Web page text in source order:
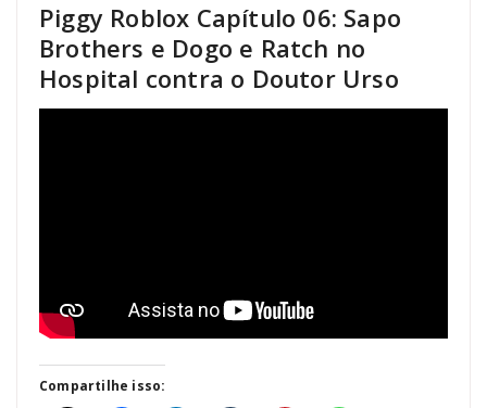
Piggy Roblox Capítulo 06: Sapo
Brothers e Dogo e Ratch no
Hospital contra o Doutor Urso
Compartilhe isso: